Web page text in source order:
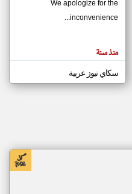
مصادر الأخبار من موريتانيا
موريتانيا على مدار الساعة
موريتانيا العاجلة والمباشرة
We apologize for the
inconvenience...
منذ سنة
سكاي نيوز عربية
klyoum.com